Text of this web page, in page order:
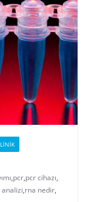
,pcr,pcr cihazı,
analizi,rna nedir,